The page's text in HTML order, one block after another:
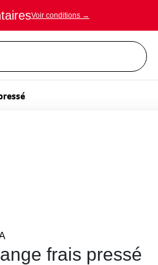
Voir conditions →
frais pressé